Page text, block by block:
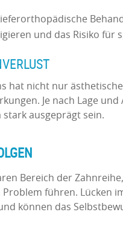
und das Risiko für
hat nicht nur
Je nach Lage
stark ausgeprägt sein.
Bereich der
führen. Lücken
können das